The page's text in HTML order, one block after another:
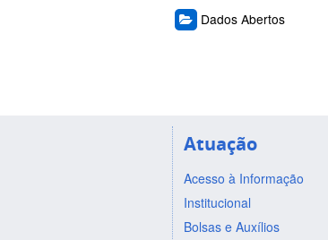
Dados Abertos
Atuação
Acesso à Informação
Institucional
Bolsas e Auxílios